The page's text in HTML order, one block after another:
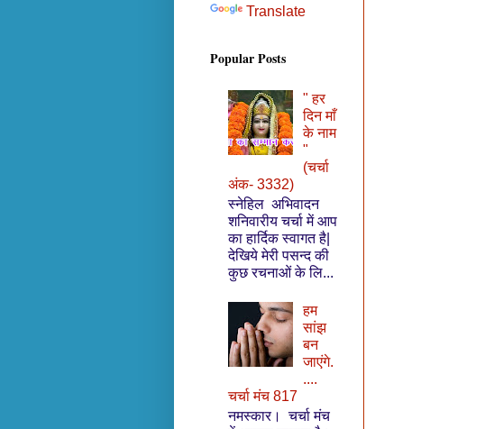
Translate
Popular Posts
" हर
दिन माँ
के नाम
"
(चर्चा
अंक- 3332)
स्नेहिल अभिवादन
शनिवारीय चर्चा में आप
का हार्दिक स्वागत है|
देखिये मेरी पसन्द की
कुछ रचनाओं के लि...
हम
सांझ
बन
जाएंगे.
....
चर्चा मंच 817
नमस्‍कार। चर्चा मंच